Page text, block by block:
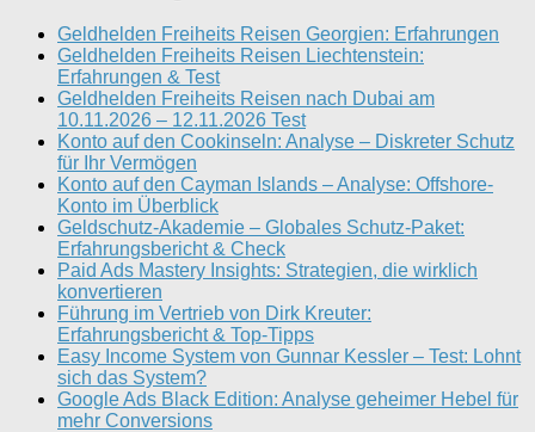
Geldhelden Freiheits Reisen Georgien: Erfahrungen
Geldhelden Freiheits Reisen Liechtenstein:
Erfahrungen & Test
Geldhelden Freiheits Reisen nach Dubai am
10.11.2026 – 12.11.2026 Test
Konto auf den Cookinseln: Analyse – Diskreter Schutz
für Ihr Vermögen
Konto auf den Cayman Islands – Analyse: Offshore-
Konto im Überblick
Geldschutz-Akademie – Globales Schutz-Paket:
Erfahrungsbericht & Check
Paid Ads Mastery Insights: Strategien, die wirklich
konvertieren
Führung im Vertrieb von Dirk Kreuter:
Erfahrungsbericht & Top-Tipps
Easy Income System von Gunnar Kessler – Test: Lohnt
sich das System?
Google Ads Black Edition: Analyse geheimer Hebel für
mehr Conversions